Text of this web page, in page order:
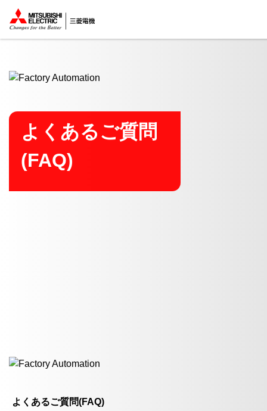
ここから本文
よくあるご質問
(FAQ)
よくあるご質問(FAQ)